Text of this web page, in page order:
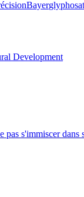
Bayer
s'immiscer dans